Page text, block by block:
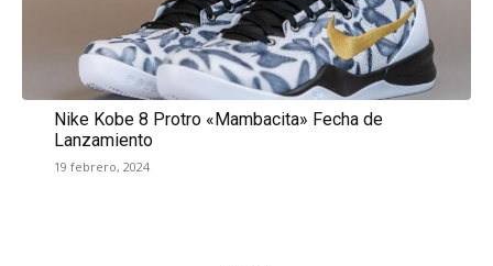
Nike Kobe 8 Protro «Mambacita» Fecha de
Lanzamiento
19 febrero, 2024